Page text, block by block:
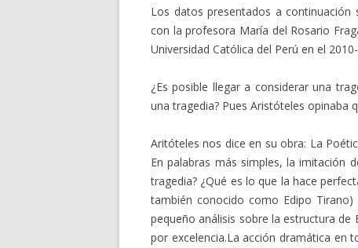
Los datos presentados a
con la profesora María del Rosario
Universidad Católica del Perú en el
¿Es posible llegar a considerar una
una tragedia? Pues Aristóteles opinaba
Aritóteles nos dice en su obra: La
En palabras más simples, la imitación
tragedia? ¿Qué es lo que la hace
también conocido como Edipo
pequeño análisis sobre la estructura
por excelencia.La acción dramática en